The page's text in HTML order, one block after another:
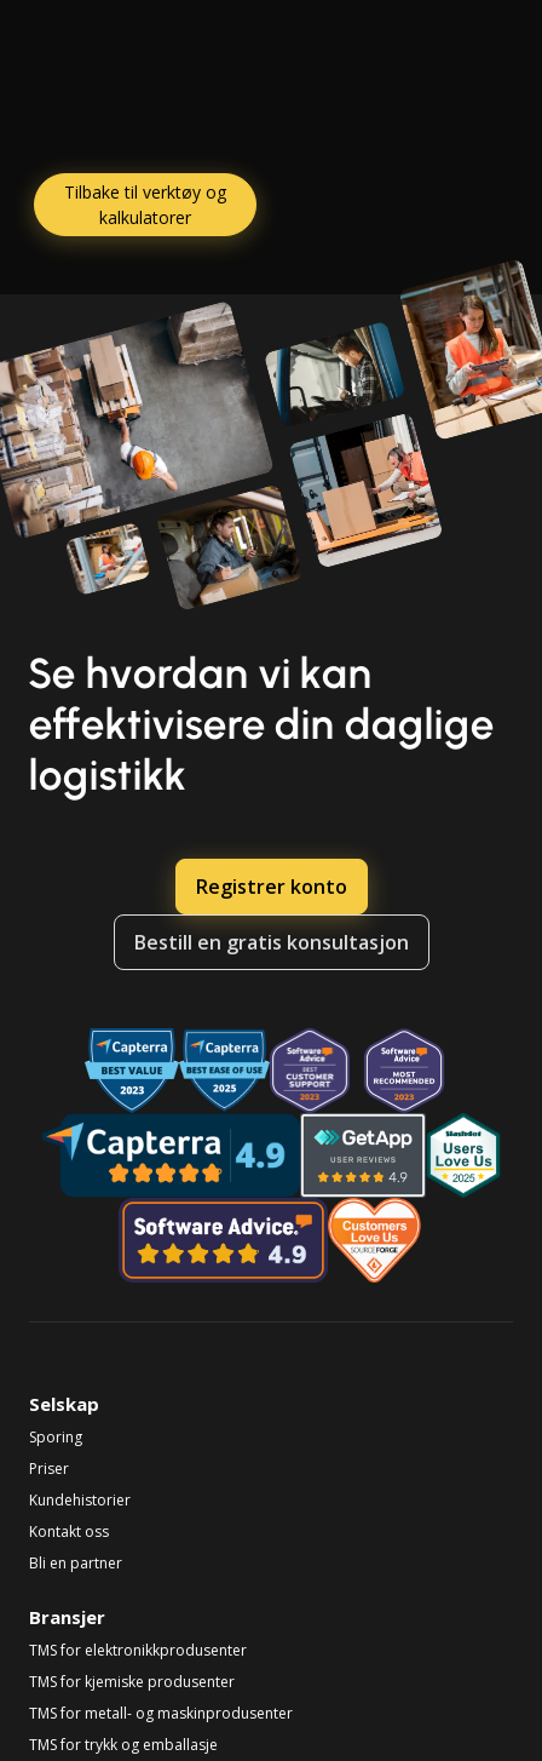
Tilbake til verktøy og
kalkulatorer
Se hvordan vi kan
effektivisere din daglige
logistikk
Registrer konto
Bestill en gratis konsultasjon
Selskap
Sporing
Priser
Kundehistorier
Kontakt oss
Bli en partner
Bransjer
TMS for elektronikkprodusenter
TMS for kjemiske produsenter
TMS for metall- og maskinprodusenter
TMS for trykk og emballasje